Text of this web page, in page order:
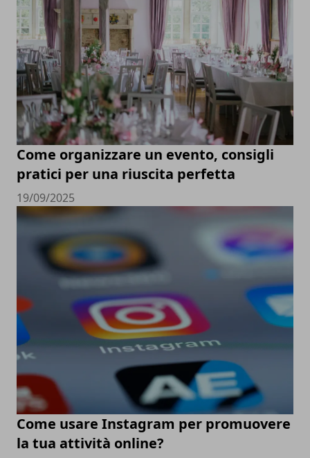
Come organizzare un evento, consigli
pratici per una riuscita perfetta
19/09/2025
Come usare Instagram per promuovere
la tua attività online?